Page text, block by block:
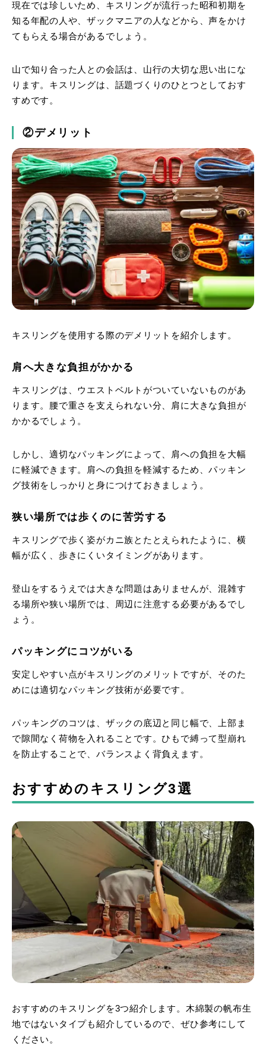
現在では珍しいため、キスリングが流行った昭和初期を
知る年配の人や、ザックマニアの人などから、声をかけ
てもらえる場合があるでしょう。
山で知り合った人との会話は、山行の大切な思い出にな
ります。キスリングは、話題づくりのひとつとしておす
すめです。
②デメリット
キスリングを使用する際のデメリットを紹介します。
肩へ大きな負担がかかる
キスリングは、ウエストベルトがついていないものがあ
ります。腰で重さを支えられない分、肩に大きな負担が
かかるでしょう。
しかし、適切なパッキングによって、肩への負担を大幅
に軽減できます。肩への負担を軽減するため、パッキン
グ技術をしっかりと身につけておきましょう。
狭い場所では歩くのに苦労する
キスリングで歩く姿がカニ族とたとえられたように、横
幅が広く、歩きにくいタイミングがあります。
登山をするうえでは大きな問題はありませんが、混雑す
る場所や狭い場所では、周辺に注意する必要があるでし
ょう。
パッキングにコツがいる
安定しやすい点がキスリングのメリットですが、そのた
めには適切なパッキング技術が必要です。
パッキングのコツは、ザックの底辺と同じ幅で、上部ま
で隙間なく荷物を入れることです。ひもで縛って型崩れ
を防止することで、バランスよく背負えます。
おすすめのキスリング3選
おすすめのキスリングを3つ紹介します。木綿製の帆布生
地ではないタイプも紹介しているので、ぜひ参考にして
ください。